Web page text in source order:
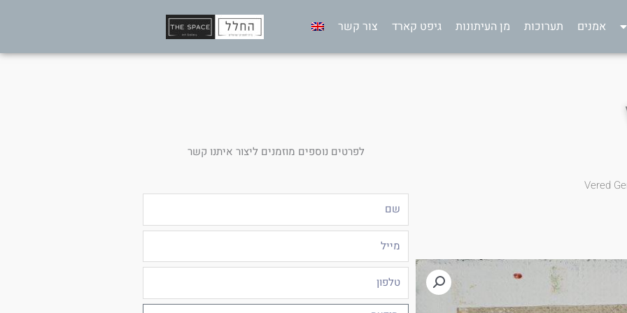
אמנים תערוכות מן העיתונות גיפט קארד צור קשר
Vered
לפרטים נוספים מוזמנים ליצור איתנו קשר
טלפון